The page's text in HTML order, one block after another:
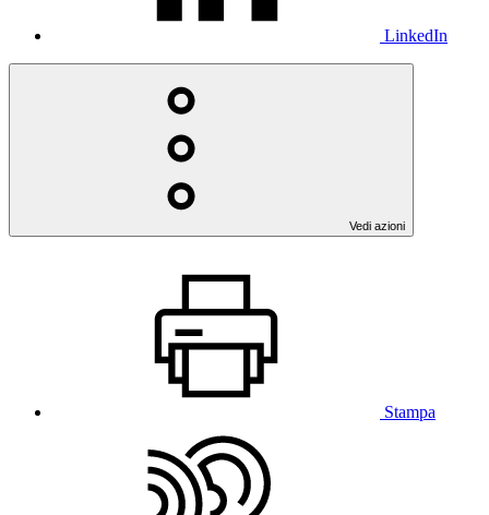
LinkedIn
Vedi azioni
Stampa